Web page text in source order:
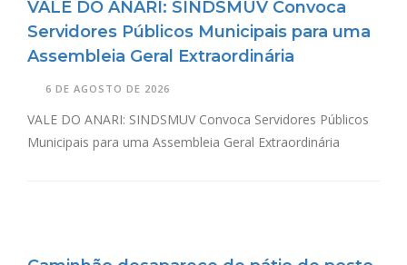
VALE DO ANARI: SINDSMUV Convoca
Servidores Públicos Municipais para uma
Assembleia Geral Extraordinária
6 DE AGOSTO DE 2026
VALE DO ANARI: SINDSMUV Convoca Servidores Públicos
Municipais para uma Assembleia Geral Extraordinária